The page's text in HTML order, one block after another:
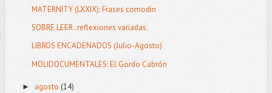
MATERNITY (LXXIX): Frases comodín
SOBRE LEER..reflexiones variadas.
LIBROS ENCADENADOS (Julio-Agosto)
MOLIDOCUMENTALES: El Gordo Cabrón
► agosto (14)